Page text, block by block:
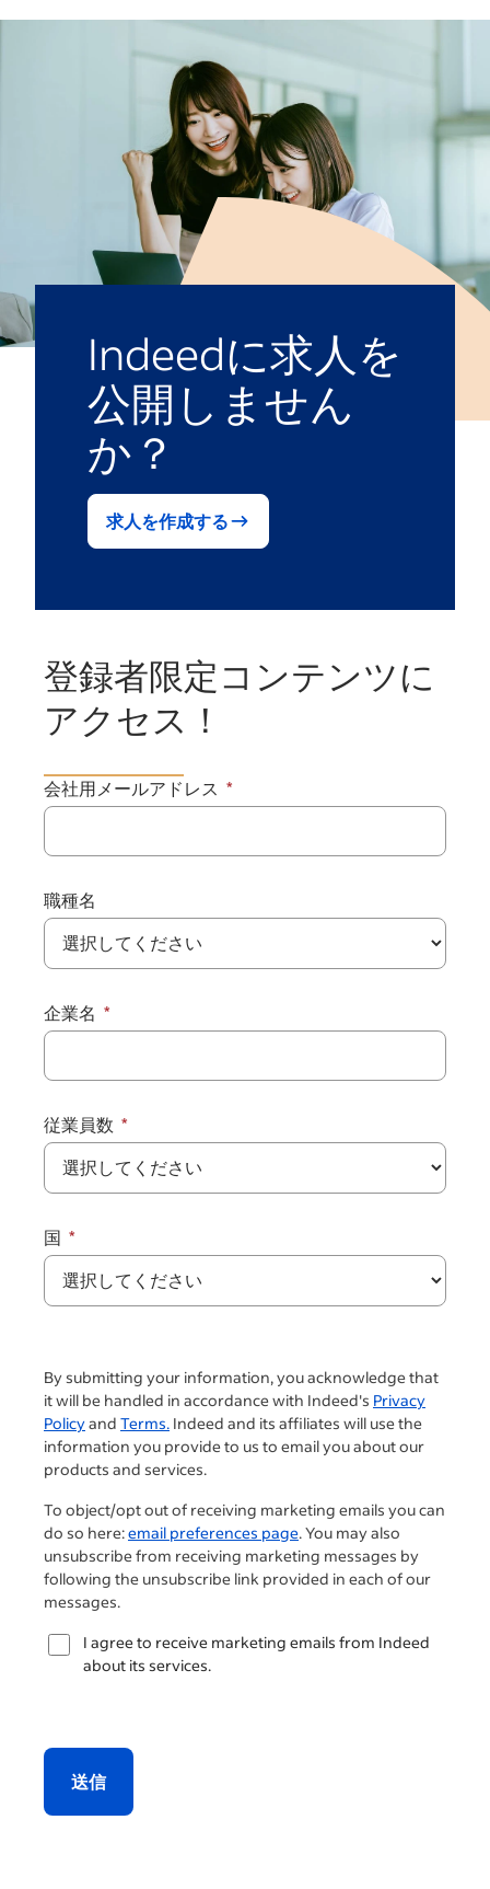
Indeedに求人を
公開しません
か？
求人を作成する
登録者限定コンテンツに
アクセス！
会社用メールアドレス
職種名
企業名
従業員数
国
By submitting your information, you acknowledge that
it will be handled in accordance with Indeed's Privacy
Policyand Terms. Indeed and its affiliates will use the
information you provide to us to email you about our
products and services.
To object/opt out of receiving marketing emails you can
do so here:email preferences page. You may also
unsubscribe from receiving marketing messages by
following the unsubscribe link provided in each of our
messages.
I agree to receive marketing emails from Indeed
about its services.
送信